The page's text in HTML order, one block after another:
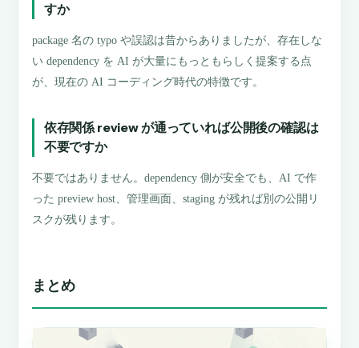
すか
package 名の typo や誤認は昔からありましたが、存在しな
い dependency を AI が大量にもっともらしく提案する点
が、現在の AI コーディング時代の特徴です。
依存関係 review が通っていれば公開後の確認は
不要ですか
不要ではありません。dependency 側が安全でも、AI で作
った preview host、管理画面、staging が残れば別の公開リ
スクが残ります。
まとめ